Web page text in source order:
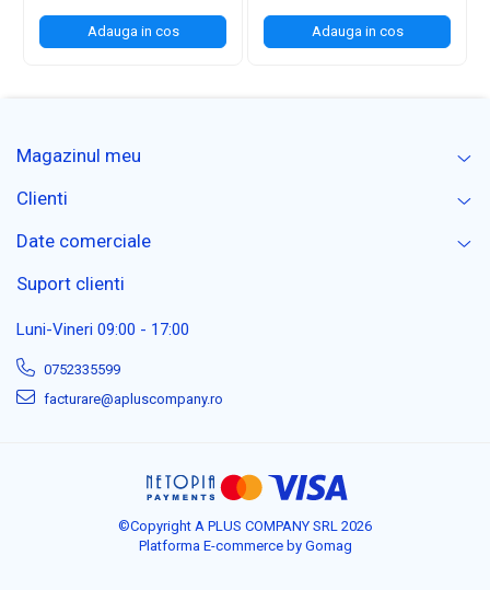
Adauga in cos Adauga in cos
Magazinul meu
Clienti
Date comerciale
Suport clienti
Luni-Vineri 09:00 - 17:00
0752335599
facturare@apluscompany.ro
©Copyright A PLUS COMPANY SRL 2026
Platforma E-commerce by Gomag